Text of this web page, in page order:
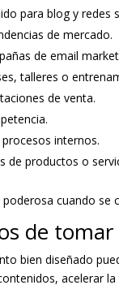
para blog y redes
de mercado.
de email
talleres o
de venta.
internos.
de productos o
poderosa cuando
de
bien diseñado
acelerar